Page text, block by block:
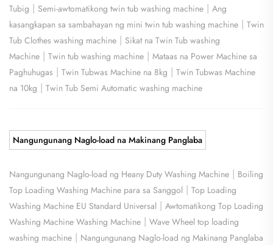
Tubig | Semi-awtomatikong twin tub washing machine | Ang
kasangkapan sa sambahayan ng mini twin tub washing machine | Twin
Tub Clothes washing machine | Sikat na Twin Tub washing
Machine | Twin tub washing machine | Mataas na Power Machine sa
Paghuhugas | Twin Tubwas Machine na 8kg | Twin Tubwas Machine
na 10kg | Twin Tub Semi Automatic washing machine
Nangungunang Naglo-load na Makinang Panglaba
Nangungunang Naglo-load ng Heany Duty Washing Machine | Boiling
Top Loading Washing Machine para sa Sanggol | Top Loading
Washing Machine EU Standard Universal | Awtomatikong Top Loading
Washing Machine Washing Machine | Wave Wheel top loading
washing machine | Nangungunang Naglo-load ng Makinang Panglaba